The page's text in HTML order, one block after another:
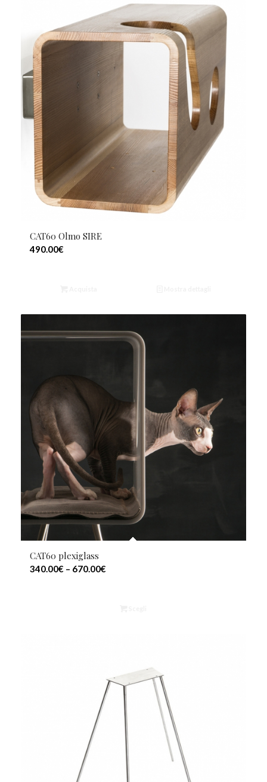
CAT60 Olmo SIRE
490.00€
CAT60 plexiglass
340.00€ – 670.00€